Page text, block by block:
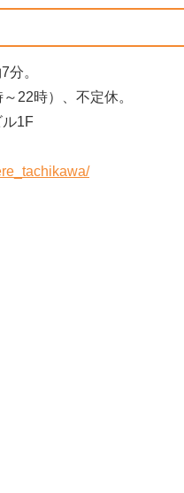
分。
22時）、不定休。
1F